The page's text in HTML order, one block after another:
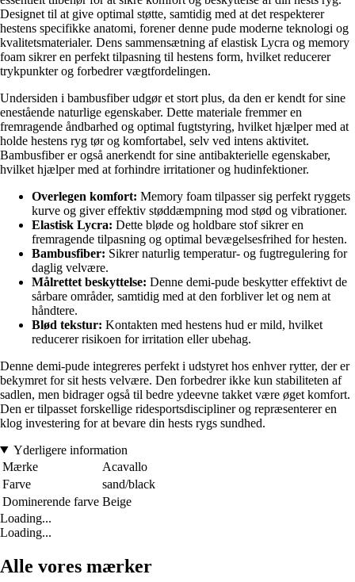
Designet til at give optimal støtte, samtidig med at det respekterer
hestens specifikke anatomi, forener denne pude moderne teknologi og
kvalitetsmaterialer. Dens sammensætning af elastisk Lycra og memory
foam sikrer en perfekt tilpasning til hestens form, hvilket reducerer
trykpunkter og forbedrer vægtfordelingen.
Undersiden i bambusfiber udgør et stort plus, da den er kendt for sine
enestående naturlige egenskaber. Dette materiale fremmer en
fremragende åndbarhed og optimal fugtstyring, hvilket hjælper med at
holde hestens ryg tør og komfortabel, selv ved intens aktivitet.
Bambusfiber er også anerkendt for sine antibakterielle egenskaber,
hvilket hjælper med at forhindre irritationer og hudinfektioner.
Overlegen komfort: Memory foam tilpasser sig perfekt ryggets
kurve og giver effektiv støddæmpning mod stød og vibrationer.
Elastisk Lycra: Dette bløde og holdbare stof sikrer en
fremragende tilpasning og optimal bevægelsesfrihed for hesten.
Bambusfiber: Sikrer naturlig temperatur- og fugtregulering for
daglig velvære.
Målrettet beskyttelse: Denne demi-pude beskytter effektivt de
sårbare områder, samtidig med at den forbliver let og nem at
håndtere.
Blød tekstur: Kontakten med hestens hud er mild, hvilket
reducerer risikoen for irritation eller ubehag.
Denne demi-pude integreres perfekt i udstyret hos enhver rytter, der er
bekymret for sit hests velvære. Den forbedrer ikke kun stabiliteten af
sadlen, men bidrager også til bedre ydeevne takket være øget komfort.
Den er tilpasset forskellige ridesportsdiscipliner og repræsenterer en
klog investering for at bevare din hests rygs sundhed.
Yderligere information
Mærke
Acavallo
Farve
sand/black
Dominerende farve Beige
Loading...
Loading...
Alle vores mærker